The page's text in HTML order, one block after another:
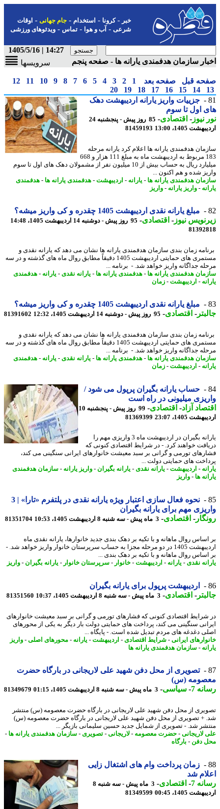
-کرونا-استخدام- جام جهانی-اوقات
شرعی-آب و هوا-تماس-ویدئوهای ورزشی
14:27 | 1405/5/16
سازمان هدفمندی یارانه ها - صفحه پنجم
سرویسها
قبل صفحه بعد 1
2
3
4
5
6
7
8
9
10
11
12
14
15
16
17
18
19
20
جزییات واریز یارانه اردیبهشت دهک
اول تا سوم
نیوز-اقتصادی-
85 روز پیش - پنجشنبه 24
1405، 13:00
81459193
هدفمندی یارانه ها اعلام کرد یارانه مرحله
183 مربوط به اردیبهشت ماه به مبلغ 111 هزار و 668
میلیارد ریال به حساب بیش از 10 میلیون نفر از مشمولان دهک های اول تا سوم
شده و هم اکنون ...
هدفمندی یارانه ها - یارانه- اردیبهشت-هدفمندی یارانه ها - هدفمندی
- واریز یارانه- واریز
مبلغ یارانه نقدی اردیبهشت 1405 چقدره و کی واریز میشه؟
نیوز-اقتصادی-95 روز پیش - دوشنبه 14 اردیبهشت 1405، 14:48
زمان بندی سازمان هدفمندی یارانه ها نشان می دهد که یارانه نقدی و
مستمری های حمایتی اردیبهشت 1405 دقیقاً مطابق روال ماه های گذشته و در سه
جداگانه واریز خواهد شد. - برنامه ...
هدفمندی یارانه ها - هدفمندی یارانه ها - یارانه نقدی-یارانه-
هدفمندی
- اردیبهشت-زمان
مبلغ یارانه نقدی اردیبهشت 1405 چقدره و کی واریز میشه؟
-اقتصادی-95 روز پیش - دوشنبه 14 اردیبهشت 1405، 12:32 81391602
زمان بندی سازمان هدفمندی یارانه ها نشان می دهد که یارانه نقدی و
مستمری های حمایتی اردیبهشت 1405 دقیقاً مطابق روال ماه های گذشته و در سه
جداگانه واریز خواهد شد. - برنامه ...
هدفمندی یارانه ها - هدفمندی یارانه ها - یارانه نقدی-یارانه-
هدفمندی
- اردیبهشت-زمان
حساب یارانه بگیران پرپول می شود /
میلیونی در راه است
آزاد - اقتصادی-
99 روز پیش - پنجشنبه 10
1405، 23:07
81369399
یارانه بگیران در اردیبهشت ماه 3 واریزی مهم را
خواهند کرد. - در شرایط اقتصادی کنونی که
تورمی و گرانی بر سبد معیشت خانوارهای ایرانی سنگینی می کند،
های حمایتی دولت ...
- اردیبهشت-یارانه نقدی-یارانه بگیران- واریز یارانه-
سازمان هدفمندی
ها - واریز
نحوه فعال سازی اعتبار ویژه یارانه نقدی در پلتفرم «تارا» | 3
مهم برای یارانه بگیران
-اقتصادی-3 ماه پیش - سه شنبه 8 اردیبهشت 1405، 10:53 81351704
روال ماهانه و با تکیه بر دهک بندی جدید خانوارها، یارانه نقدی ماه
اردیبهشت 1405 در دو مرحله مجزا به حساب سرپرستان خانوار واریز خواهد شد. -
روال ماهانه و با تکیه بر دهک بندی ...
نقدی-یارانه- اردیبهشت-خانوار-سرپرستان خانوار-یارانه بگیران- واریز
اردیبهشت پرپول برای یارانه بگیران
-اقتصادی-3 ماه پیش - سه شنبه 8 اردیبهشت 1405، 10:37 81351560
اقتصادی کنونی که فشارهای تورمی و گرانی بر سبد معیشت خانوارهای
سنگینی می کند، پرداخت های حمایتی دولت بار دیگر به یکی از محورهای
دغدغه های مردم تبدیل شده است. - پایگاه ...
ایرانی- شرایط اقتصادی-اردیبهشت-یارانه- محورهای اصلی-واریز
- سازمان هدفمندی یارانه ها
تصویری از محل دفن شهید علی لاریجانی در بارگاه حضرت
(س)
7
-سیاسی-3 ماه پیش - سه شنبه 8 اردیبهشت 1405، 01:15 81349679
از محل دفن شهید علی لاریجانی در بارگاه حضرت معصومه (س) منتشر
+ تصویری از محل دفن شهید علی لاریجانی در بارگاه حضرت معصومه (س)
شد. - تصویری از شمایل جدید حسین سلیمانی بازیگر ...
لاریجانی-حضرت معصومه-لاریجانی-تصویری- سازمان هدفمندی یارانه ها -
دفن -بارگاه
زمان پرداخت وام های اشتغال زایی
شد
7
-اقتصادی-
3 ماه پیش - سه شنبه 8
1405، 00:45
81349599